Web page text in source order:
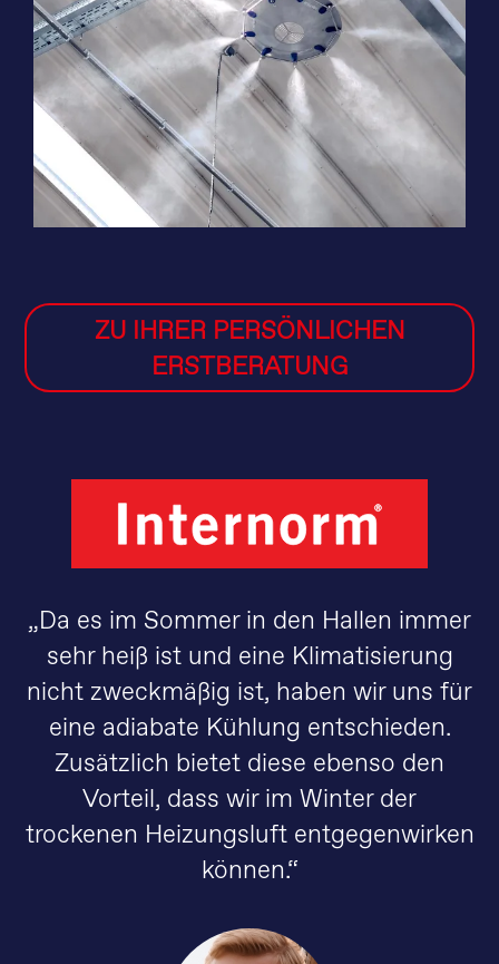
ZU IHRER PERSÖNLICHEN
ERSTBERATUNG
„Da es im Sommer in den Hallen immer
sehr heiß ist und eine Klimatisierung
nicht zweckmäßig ist, haben wir uns für
eine adiabate Kühlung entschieden.
Zusätzlich bietet diese ebenso den
Vorteil, dass wir im Winter der
trockenen Heizungsluft entgegenwirken
können.“